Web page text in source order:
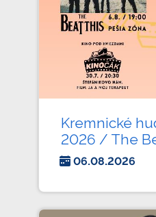
Kremnické
2026 / The
06.08.2026